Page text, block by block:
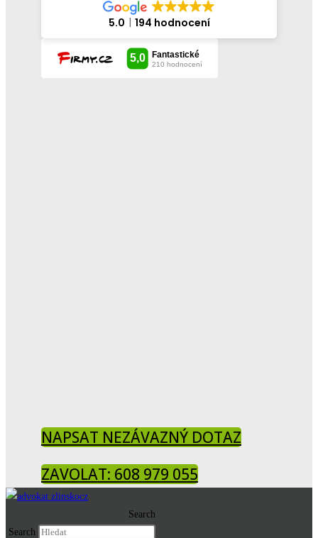
5.0 194 hodnocení
NAPSAT NEZÁVAZNÝ DOTAZ
ZAVOLAT: 608 979 055
Search
Search